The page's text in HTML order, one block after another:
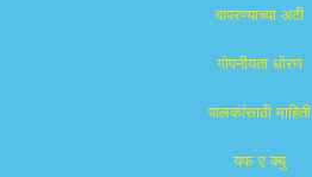
वापरण्याच्या अटी
गोपनीयता धोरण
पालकांसाठी माहिती
यफ ए क्यु